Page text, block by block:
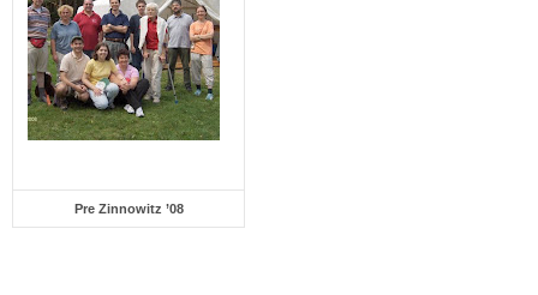
Pre Zinnowitz ’08